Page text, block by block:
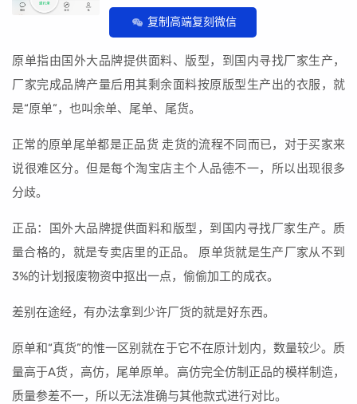
复制高端复刻微信
原单指由国外大品牌提供面料、版型，到国内寻找厂家生产，
厂家完成品牌产量后用其剩余面料按原版型生产出的衣服，就
是“原单”，也叫余单、尾单、尾货。
正常的原单尾单都是正品货 走货的流程不同而已，对于买家来
说很难区分。但是每个淘宝店主个人品德不一，所以出现很多
分歧。
正品：国外大品牌提供面料和版型，到国内寻找厂家生产。质
量合格的，就是专卖店里的正品。 原单货就是生产厂家从不到
3%的计划报废物资中抠出一点，偷偷加工的成衣。
差别在途经，有办法拿到少许厂货的就是好东西。
原单和“真货”的惟一区别就在于它不在原计划内，数量较少。质
量高于A货，高仿，尾单原单。高仿完全仿制正品的模样制造，
质量参差不一，所以无法准确与其他款式进行对比。